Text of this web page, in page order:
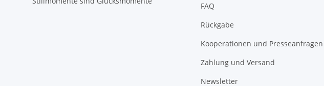
FAQ
Rückgabe
Kooperationen und Presseanfragen
Zahlung und Versand
Newsletter